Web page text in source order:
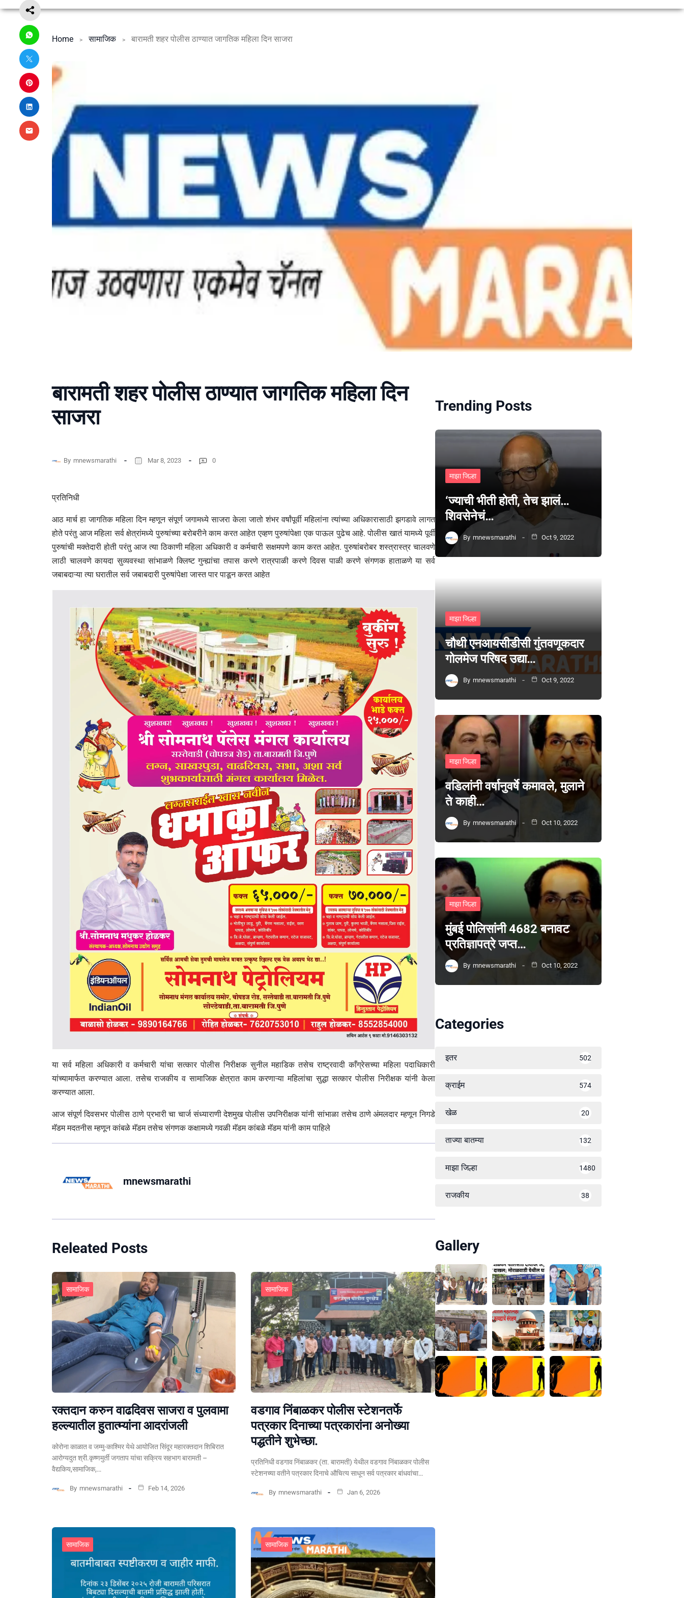
Home सामाजिक बारामती शहर पोलीस ठाण्यात जागतिक महिला दिन साजरा
बारामती शहर पोलीस ठाण्यात जागतिक महिला दिन
साजरा
By mnewsmarathi Mar 8, 2023 0
प्रतिनिधी
आठ मार्च हा जागतिक महिला दिन म्हणून संपूर्ण जगामध्ये साजरा केला जातो शंभर वर्षांपूर्वी महिलांना त्यांच्या अधिकारासाठी झगडावे लागत
होते परंतु आज महिला सर्व क्षेत्रांमध्ये पुरुषांच्या बरोबरीने काम करत आहेत एव्हण पुरुषांपेक्षा एक पाऊल पुढेच आहे. पोलीस खातं यामध्ये पूर्वी
पुरुषांची मक्तेदारी होती परंतु आज त्या ठिकाणी महिला अधिकारी व कर्मचारी सक्षमपणे काम करत आहेत. पुरुषांबरोबर शस्त्रास्त्र चालवणे
लाठी चालवणे कायदा सुव्यवस्था सांभाळणे क्लिष्ट गुन्ह्यांचा तपास करणे रात्रपाळी करणे दिवस पाळी करणे संगणक हाताळणे या सर्व
जबाबदाऱ्या त्या घरातील सर्व जबाबदारी पुरुषांपेक्षा जास्त पार पाडून करत आहेत
या सर्व महिला अधिकारी व कर्मचारी यांचा सत्कार पोलीस निरीक्षक सुनील महाडिक तसेच राष्ट्रवादी काँग्रेसच्या महिला पदाधिकारी
यांच्यामार्फत करण्यात आला. तसेच राजकीय व सामाजिक क्षेत्रात काम करणाऱ्या महिलांचा सुद्धा सत्कार पोलीस निरीक्षक यांनी केला
करण्यात आला.
आज संपूर्ण दिवसभर पोलीस ठाणे प्रभारी चा चार्ज संध्याराणी देशमुख पोलीस उपनिरीक्षक यांनी सांभाळा तसेच ठाणे अंमलदार म्हणून निगडे
मॅडम मदतनीस म्हणून कांबळे मॅडम तसेच संगणक कक्षामध्ये गवळी मॅडम कांबळे मॅडम यांनी काम पाहिले
mnewsmarathi
Releated Posts
सामाजिक
रक्तदान करुन वाढदिवस साजरा व पुलवामा
हल्ल्यातील हुतात्म्यांना आदरांजली
कोरोना काळात व जम्मु-काश्मिर येथे आयोजित सिंदूर महारक्तदान शिबिरात
आरोग्यदुत श्री.कृष्णमुर्ती जगताप यांचा सक्रिय सहभाग बारामती –
वैद्यकिय,सामाजिक,…
By mnewsmarathi Feb 14, 2026
सामाजिक
वडगाव निंबाळकर पोलीस स्टेशनतर्फे
पत्रकार दिनाच्या पत्रकारांना अनोख्या
पद्धतीने शुभेच्छा.
प्रतिनिधी वडगाव निंबाळकर (ता. बारामती) येथील वडगाव निंबाळकर पोलीस
स्टेशनच्या वतीने पत्रकार दिनाचे औचित्य साधून सर्व पत्रकार बांधवांचा…
By mnewsmarathi Jan 6, 2026
सामाजिक सामाजिक
Trending Posts
माझा जिल्हा
‘ज्याची भीती होती, तेच झालं…
शिवसेनेचं…
By mnewsmarathi Oct 9, 2022
माझा जिल्हा
चौथी एनआयसीडीसी गुंतवणूकदार
गोलमेज परिषद उद्या…
By mnewsmarathi Oct 9, 2022
माझा जिल्हा
वडिलांनी वर्षानुवर्षे कमावले, मुलाने
ते काही…
By mnewsmarathi Oct 10, 2022
माझा जिल्हा
मुंबई पोलिसांनी 4682 बनावट
प्रतिज्ञापत्रे जप्त…
By mnewsmarathi Oct 10, 2022
Categories
इतर 502
क्राईम 574
खेळ 20
ताज्या बातम्या 132
माझा जिल्हा 1480
राजकीय 38
Gallery